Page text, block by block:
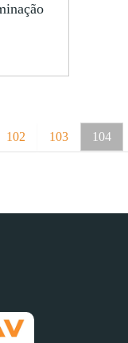
102 103 104